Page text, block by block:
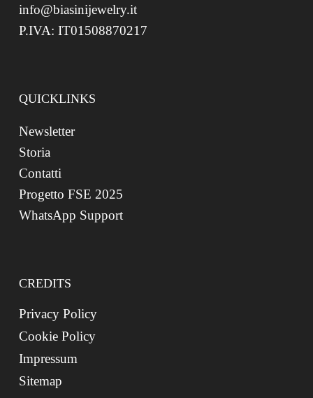
info@biasinijewelry.it
P.IVA: IT01508870217
QUICKLINKS
Newsletter
Storia
Contatti
Progetto FSE 2025
WhatsApp Support
CREDITS
Privacy Policy
Cookie Policy
Impressum
Sitemap